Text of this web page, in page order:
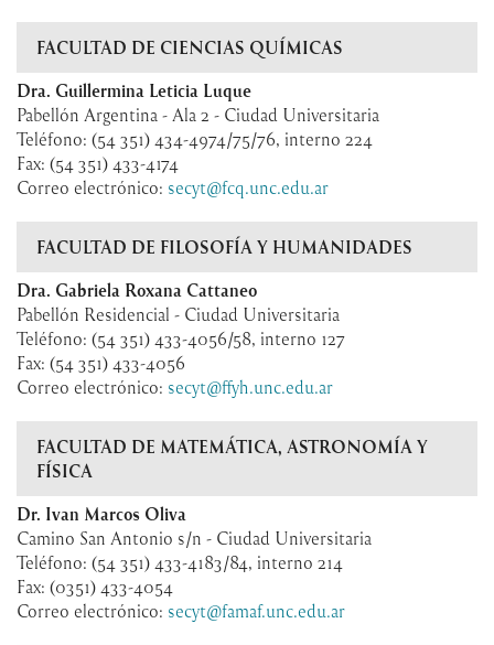
FACULTAD DE CIENCIAS QUÍMICAS
Dra. Guillermina Leticia Luque
Pabellón Argentina - Ala 2 - Ciudad Universitaria
Teléfono: (54 351) 434-4974/75/76, interno 224
Fax: (54 351) 433-4174
Correo electrónico: secyt@fcq.unc.edu.ar
FACULTAD DE FILOSOFÍA Y HUMANIDADES
Dra. Gabriela Roxana Cattaneo
Pabellón Residencial - Ciudad Universitaria
Teléfono: (54 351) 433-4056/58, interno 127
Fax: (54 351) 433-4056
Correo electrónico: secyt@ffyh.unc.edu.ar
FACULTAD DE MATEMÁTICA, ASTRONOMÍA Y
FÍSICA
Dr. Ivan Marcos Oliva
Camino San Antonio s/n - Ciudad Universitaria
Teléfono: (54 351) 433-4183/84, interno 214
Fax: (0351) 433-4054
Correo electrónico: secyt@famaf.unc.edu.ar